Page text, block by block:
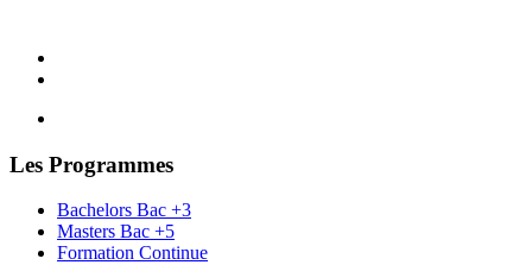
Les Programmes
Bachelors Bac +3
Masters Bac +5
Formation Continue